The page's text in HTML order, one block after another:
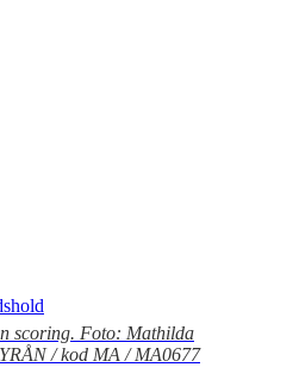
scoring. Foto: Mathilda
/ kod MA / MA0677